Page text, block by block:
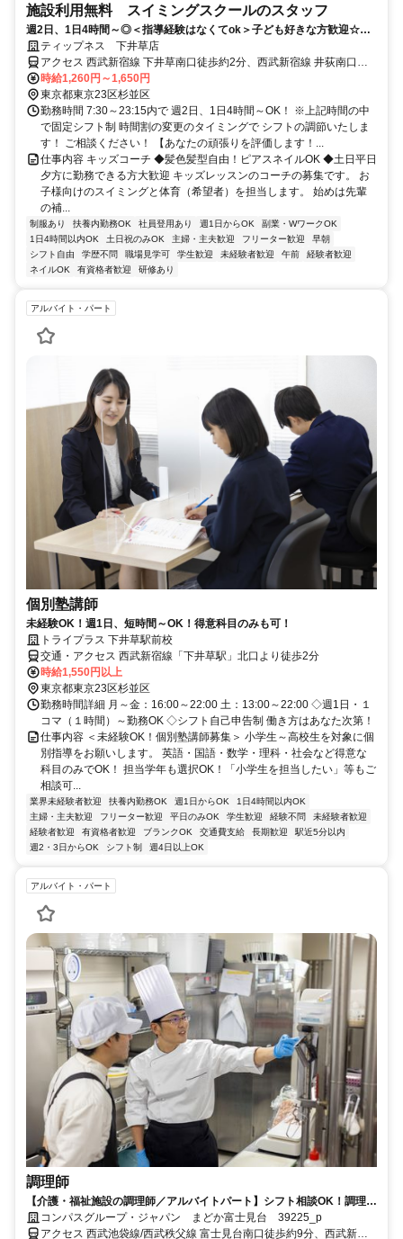
施設利用無料 スイミングスクールのスタッフ
週2日、1日4時間～◎＜指導経験はなくてok＞子ども好きな方歓迎☆コ
ミュニケーション力を活かせます♪髪色髪型自由！ピアスネイルOK
ティップネス 下井草店
アクセス 西武新宿線 下井草南口徒歩約2分、西武新宿線 井荻南口徒
歩約12分、西武新宿線 鷺ノ宮北口徒歩約19分
時給1,260円～1,650円
東京都東京23区杉並区
勤務時間 7:30～23:15内で 週2日、1日4時間～OK！ ※上記時間の中
で固定シフト制 時間割の変更のタイミングで シフトの調節いたしま
す！ ご相談ください！ 【あなたの頑張りを評価します！...
仕事内容 キッズコーチ ◆髪色髪型自由！ピアスネイルOK ◆土日平日
夕方に勤務できる方大歓迎 キッズレッスンのコーチの募集です。 お
子様向けのスイミングと体育（希望者）を担当します。 始めは先輩
の補...
制服あり 扶養内勤務OK 社員登用あり 週1日からOK
副業・WワークOK
1日4時間以内OK
土日祝のみOK 主婦・主夫歓迎 フリーター歓迎
早朝
シフト自由
学歴不問 職場見学可 学生歓迎 未経験者歓迎 午前
経験者歓迎
ネイルOK
有資格者歓迎 研修あり
アルバイト・パート
個別塾講師
未経験OK！週1日、短時間～OK！得意科目のみも可！
トライプラス 下井草駅前校
交通・アクセス 西武新宿線「下井草駅」北口より徒歩2分
時給1,550円以上
東京都東京23区杉並区
勤務時間詳細 月～金：16:00～22:00 土：13:00～22:00 ◇週1日・１
コマ（１時間）～勤務OK ◇シフト自己申告制 働き方はあなた次第！
仕事内容 ＜未経験OK！個別塾講師募集＞ 小学生～高校生を対象に個
別指導をお願いします。 英語・国語・数学・理科・社会など得意な
科目のみでOK！ 担当学年も選択OK！「小学生を担当したい」等もご
相談可...
業界未経験者歓迎 扶養内勤務OK 週1日からOK
1日4時間以内OK
主婦・主夫歓迎
フリーター歓迎 平日のみOK 学生歓迎 経験不問
未経験者歓迎
経験者歓迎
有資格者歓迎 ブランクOK 交通費支給 長期歓迎
駅近5分以内
週2・3日からOK
シフト制 週4日以上OK
アルバイト・パート
調理師
【介護・福祉施設の調理師／アルバイトパート】シフト相談OK！調理師
資格を活かして働ける
コンパスグループ・ジャパン まどか富士見台 39225_p
アクセス 西武池袋線/西武秩父線 富士見台南口徒歩約9分、西武新宿